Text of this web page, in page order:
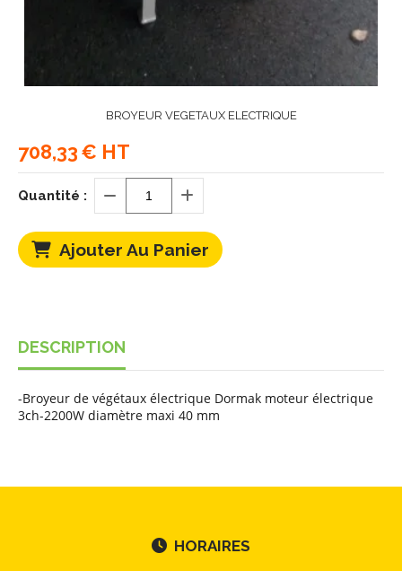
BROYEUR VEGETAUX ELECTRIQUE
708,33€ HT
Quantité :
Ajouter Au Panier
DESCRIPTION
-Broyeur de végétaux électrique Dormak moteur électrique
3ch-2200W diamètre maxi 40 mm
 HORAIRES